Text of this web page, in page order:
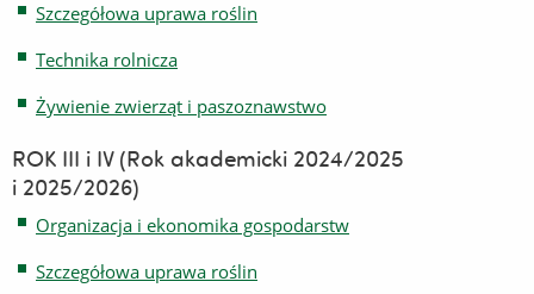
Szczegółowa uprawa roślin
Technika rolnicza
Żywienie zwierząt i paszoznawstwo
ROK III i IV (Rok akademicki 2024/2025
i 2025/2026)
Organizacja i ekonomika gospodarstw
Szczegółowa uprawa roślin